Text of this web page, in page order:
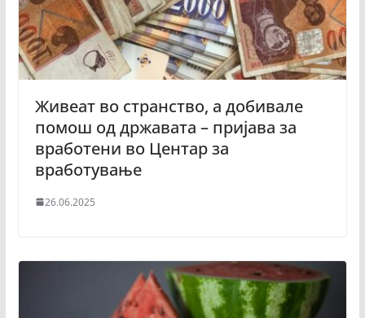
Живеат во странство, а добивале
помош од државата – пријава за
вработени во Центар за
вработување
26.06.2025